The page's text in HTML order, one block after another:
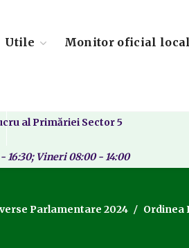
Utile Monitor oficial local
al Primăriei Sector 5
16:30; Vineri 08:00 - 14:00
Parlamentare 2024 Ordinea